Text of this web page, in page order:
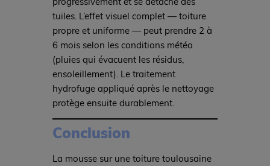
tuiles. L’effet visuel complet — toiture
propre et uniforme — peut prendre 2 à
6 mois selon les conditions météo
(pluies qui évacuent les résidus,
ensoleillement). Le traitement
hydrofuge appliqué après le nettoyage
protège ensuite durablement.
Conclusion
La mousse sur une toiture toulousaine